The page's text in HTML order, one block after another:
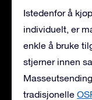
Istedenfor å
individuelt, er
enkle å bruke
stjerner innen
tradisjonelle